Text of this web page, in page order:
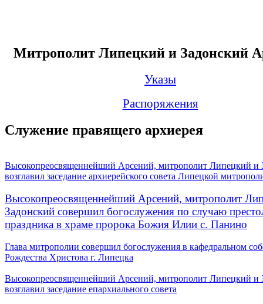
Митрополит Липецкий и Задонский
Указы
Распоряжения
Служение правящего архиерея
Высокопреосвященнейший Арсений, митрополит Липецкий и
возглавил заседание архиерейского совета Липецкой
Высокопреосвященнейший Арсений, митрополит
Задонский совершил богослужения по случаю
праздника в храме пророка Божия Илии с. Панино
Глава митрополии совершил богослужения в кафедральном
Рождества Христова г. Липецка
Высокопреосвященнейший Арсений, митрополит Липецкий и
возглавил заседание епархиального совета